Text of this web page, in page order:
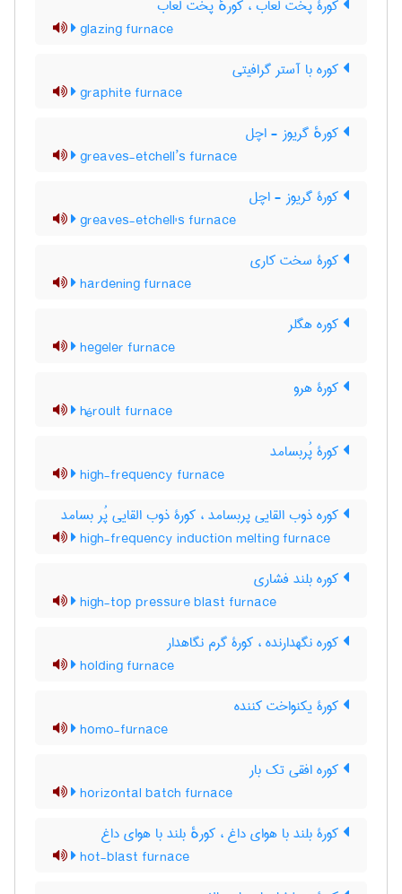
کورۀ پخت لعاب ، کورهٔ پخت لعاب
glazing furnace
کوره با آستر گرافیتی
graphite furnace
کورهٔ گریوز - اچل
greaves-etchell’s furnace
کورۀ گریوز - اچل
greaves-etchell's furnace
کورۀ سخت کاری
hardening furnace
کوره هگلر
hegeler furnace
کورۀ هرو
héroult furnace
کورۀ پُربسامد
high-frequency furnace
کوره ذوب القایی پربسامد ، کورۀ ذوب القایی پُر بسامد
high-frequency induction melting furnace
کوره بلند فشاری
high-top pressure blast furnace
کوره نگهدارنده ، کورۀ گرم نگاهدار
holding furnace
کورۀ یکنواخت کننده
homo-furnace
کوره افقی تک بار
horizontal batch furnace
کورۀ بلند با هوای داغ ، کورهٔ بلند با هوای داغ
hot-blast furnace